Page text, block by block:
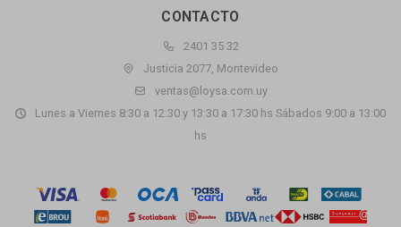
CONTACTO
2401 35 32
Justicia 2077, Montevideo
ventas@loysa.com.uy
Lunes a Viernes 8:30 a 12:30 y 13:30 a 17:30 hs Sábados 9:00 a 13:00
hs